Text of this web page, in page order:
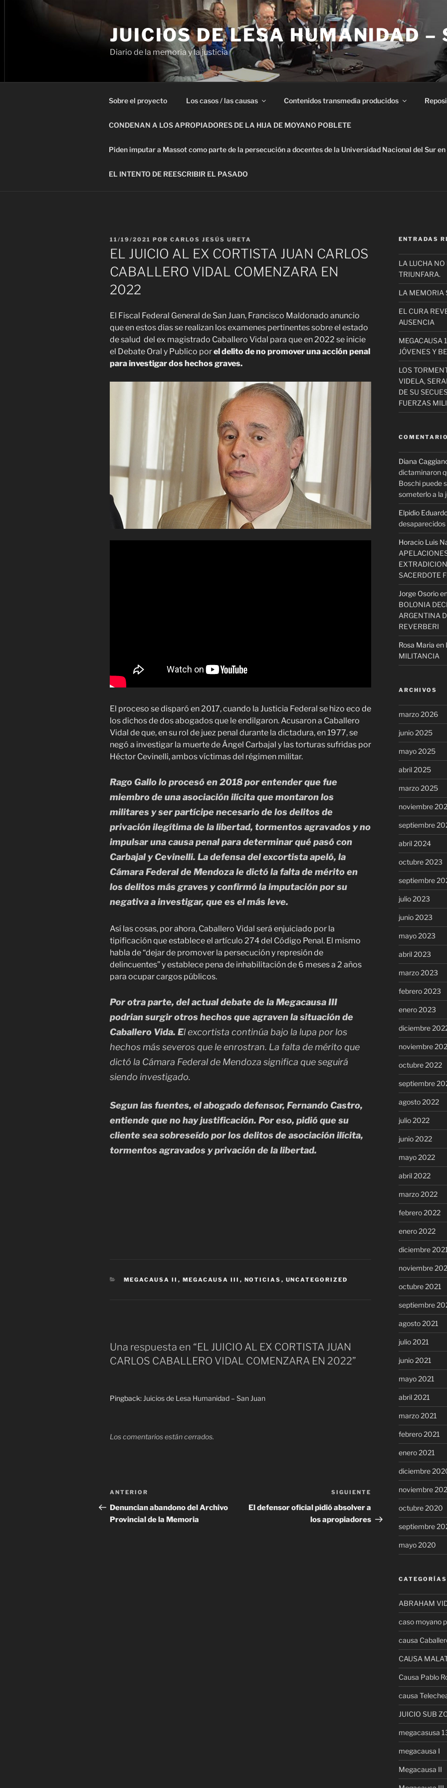
JUICIOS DE LESA HUMANIDAD –
Diario de la memoria y la justicia
Sobre el proyecto Los casos / las causas Contenidos transmedia producidos
CONDENAN A LOS APROPIADORES DE LA HIJA DE MOYANO POBLETE
Piden imputar a Massot como parte de la persecución a docentes de la Universidad Nacional del Sur
EL INTENTO DE REESCRIBIR EL PASADO
PUBLICADO
EL
11/19/2021 POR CARLOS JESÚS URETA
EL JUICIO AL EX CORTISTA JUAN CARLOS
CABALLERO VIDAL COMENZARA EN
2022
El Fiscal Federal General de San Juan, Francisco Maldonado anuncio
que en estos dias se realizan los examenes pertinentes sobre el estado
de salud del ex magistrado Caballero Vidal para que en 2022 se inicie
el Debate Oral y Publico porel delito de no promover una acción penal
para investigar dos hechos graves.
El proceso se disparó en 2017, cuando la Justicia Federal se hizo eco de
los dichos de dos abogados que le endilgaron. Acusaron a Caballero
Vidal de que, en su rol de juez penal durante la dictadura, en 1977, se
negó a investigar la muerte de Ángel Carbajal y las torturas sufridas por
Héctor Cevinelli, ambos víctimas del régimen militar.
Rago Gallo lo procesó en 2018 por entender que fue
miembro de una asociación ilícita que montaron los
militares y ser partícipe necesario de los delitos de
privación ilegítima de la libertad, tormentos agravados y no
impulsar una causa penal para determinar qué pasó con
Carbajal y Cevinelli. La defensa del excortista apeló, la
Cámara Federal de Mendoza le dictó la falta de mérito en
los delitos más graves y confirmó la imputación por su
negativa a investigar, que es el más leve.
Así las cosas, por ahora, Caballero Vidal será enjuiciado por la
tipificación que establece el artículo 274 del Código Penal. El mismo
habla de “dejar de promover la persecución y represión de
delincuentes” y establece pena de inhabilitación de 6 meses a 2 años
para ocupar cargos públicos.
Por otra parte, del actual debate de la Megacausa III
podrian surgir otros hechos que agraven la situación de
Caballero Vida. El excortista continúa bajo la lupa por los
hechos más severos que le enrostran. La falta de mérito que
dictó la Cámara Federal de Mendoza significa que seguirá
siendo investigado.
Segun las fuentes, el abogado defensor, Fernando Castro,
entiende que no hay justificación. Por eso, pidió que su
cliente sea sobreseído por los delitos de asociación ilícita,
tormentos agravados y privación de la libertad.
CATEGORÍAS
MEGACAUSA II , MEGACAUSA III , NOTICIAS , UNCATEGORIZED
Una respuesta en “EL JUICIO AL EX CORTISTA JUAN
CARLOS CABALLERO VIDAL COMENZARA EN 2022”
Pingback:Juicios de Lesa Humanidad – San Juan
Los comentarios están cerrados.
Navegación
de
entradas
Entrada
anterior
ANTERIOR
Denuncian abandono del Archivo
Provincial de la Memoria
Siguiente
entrada
SIGUIENTE
El defensor oficial pidió absolver a
los apropiadores
ENTRADAS
LA LUCHA
TRIUNFARA.
LA MEMORIA
EL CURA
AUSENCIA
MEGACAUSA
JÓVENES Y
LOS
VIDELA,
DE SU
FUERZAS
Diana
dictaminaron
Boschi puede
someterlo a la
Elpidio
desaparecidos
Horacio Luis
SACERDOTE
Jorge Osorio
BOLONIA
ARGENTINA
REVERBERI
Rosa Maria en
MILITANCIA
ARCHIVOS
marzo 2026
junio 2025
mayo 2025
abril 2025
marzo 2025
noviembre
septiembre
abril 2024
octubre 2023
septiembre
julio 2023
junio 2023
mayo 2023
abril 2023
marzo 2023
febrero 2023
enero 2023
diciembre
noviembre
octubre 2022
septiembre
agosto 2022
julio 2022
junio 2022
mayo 2022
abril 2022
marzo 2022
febrero 2022
enero 2022
diciembre 2021
noviembre
octubre 2021
septiembre
agosto 2021
julio 2021
junio 2021
mayo 2021
abril 2021
marzo 2021
febrero 2021
enero 2021
diciembre
noviembre
octubre 2020
septiembre
mayo 2020
CATEGORÍAS
ABRAHAM
caso moyano
causa
CAUSA
Causa Pablo
causa
JUICIO SUB
megacasusa
megacausa I
Megacausa II